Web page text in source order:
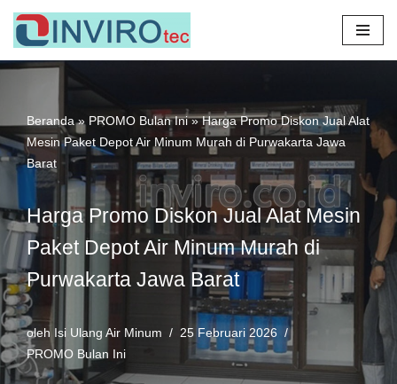
Lompat
ke
Beranda» PROMO Bulan Ini»Harga Promo Diskon Jual Alat
Mesin Paket Depot Air Minum Murah di Purwakarta Jawa
Barat
Harga Promo Diskon Jual Alat Mesin
Paket Depot Air Minum Murah di
Purwakarta Jawa Barat
oleh Isi Ulang Air Minum
25 Februari 2026
PROMO Bulan Ini